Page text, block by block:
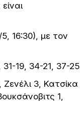
16:30), με τον
19, 34-21, 37-
3, Κατσίκα
1,